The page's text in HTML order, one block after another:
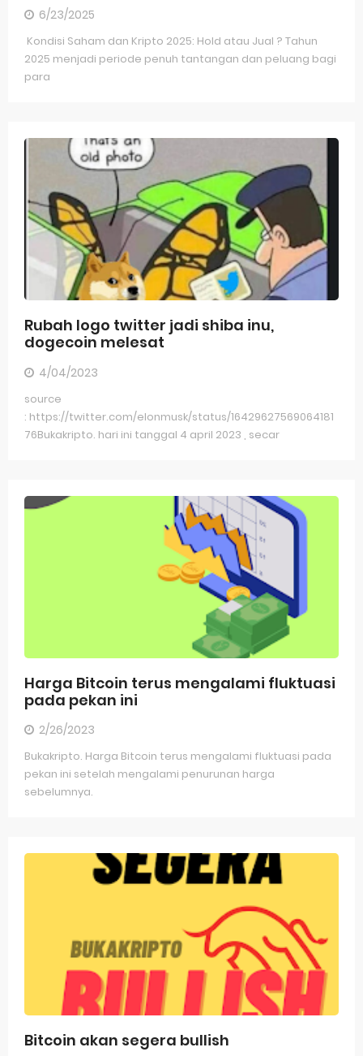
6/23/2025
Kondisi Saham dan Kripto 2025: Hold atau Jual ? Tahun
2025 menjadi periode penuh tantangan dan peluang bagi
para
Rubah logo twitter jadi shiba inu,
dogecoin melesat
4/04/2023
source
: https://twitter.com/elonmusk/status/16429627569064181
76Bukakripto. hari ini tanggal 4 april 2023 , secar
Harga Bitcoin terus mengalami fluktuasi
pada pekan ini
2/26/2023
Bukakripto. Harga Bitcoin terus mengalami fluktuasi pada
pekan ini setelah mengalami penurunan harga
sebelumnya.
Bitcoin akan segera bullish